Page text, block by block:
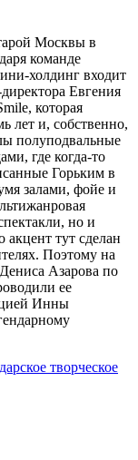
Москвы в
команде
холдинг входит
Евгения
которая
лет и, собственно,
полуподвальные
где когда-то
Горьким в
залами, фойе и
но и
тут сделан
Поэтому на
Азарова по
ее
Инны
творческое